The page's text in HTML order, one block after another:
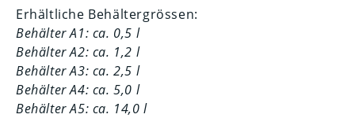
Erhältliche Behältergrössen:
Behälter A1: ca. 0,5 l
Behälter A2: ca. 1,2 l
Behälter A3: ca. 2,5 l
Behälter A4: ca. 5,0 l
Behälter A5: ca. 14,0 l